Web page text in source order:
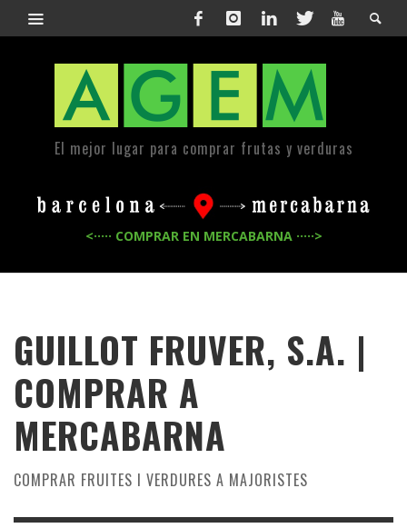
El mejor lugar para comprar frutas y verduras
<····· COMPRAR EN MERCABARNA ·····>
GUILLOT FRUVER, S.A. |
COMPRAR A
MERCABARNA
COMPRAR FRUITES I VERDURES A MAJORISTES